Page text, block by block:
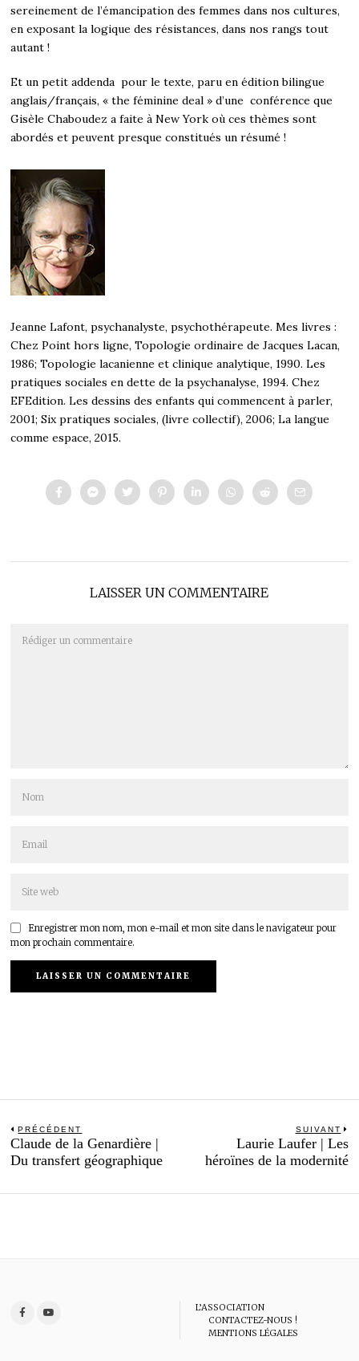
sereinement de l’émancipation des femmes dans nos cultures,
en exposant la logique des résistances, dans nos rangs tout
autant !
Et un petit addenda pour le texte, paru en édition bilingue
anglais/français, « the féminine deal » d’une conférence que
Gisèle Chaboudez a faite à New York où ces thèmes sont
abordés et peuvent presque constitués un résumé !
Jeanne Lafont, psychanalyste, psychothérapeute. Mes livres :
Chez Point hors ligne, Topologie ordinaire de Jacques Lacan,
1986; Topologie lacanienne et clinique analytique, 1990. Les
pratiques sociales en dette de la psychanalyse, 1994. Chez
EFEdition. Les dessins des enfants qui commencent à parler,
2001; Six pratiques sociales, (livre collectif), 2006; La langue
comme espace, 2015.
LAISSER UN COMMENTAIRE
Enregistrer mon nom, mon e-mail et mon site dans le navigateur pour
mon prochain commentaire.
Navigation
de
l’article
PRÉCÉDENT
Previous
post:
Claude de la Genardière |
Du transfert géographique
SUIVANT
Laurie Laufer | Les
héroïnes de la modernité
L’ASSOCIATION
CONTACTEZ-NOUS !
MENTIONS LÉGALES